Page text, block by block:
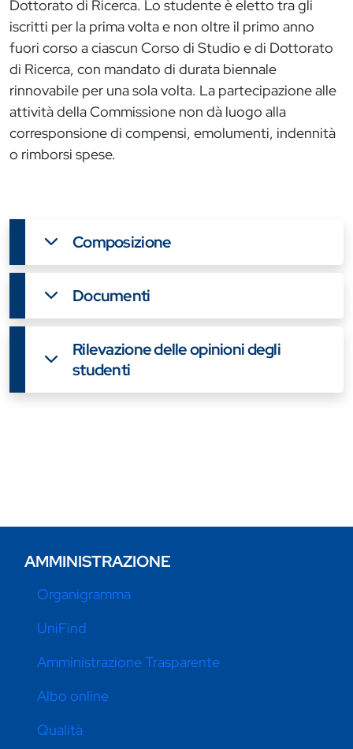
Dottorato di Ricerca. Lo studente è eletto tra gli
iscritti per la prima volta e non oltre il primo anno
fuori corso a ciascun Corso di Studio e di Dottorato
di Ricerca, con mandato di durata biennale
rinnovabile per una sola volta. La partecipazione alle
attività della Commissione non dà luogo alla
corresponsione di compensi, emolumenti, indennità
o rimborsi spese.
Composizione
Documenti
Rilevazione delle opinioni degli
studenti
AMMINISTRAZIONE
Organigramma
UniFind
Amministrazione Trasparente
Albo online
Qualità